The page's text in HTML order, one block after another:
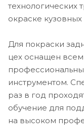
технологических
окраске кузовных
Для покраски
цех оснащен
инструментом.
раз в год
обучение для
на высоком